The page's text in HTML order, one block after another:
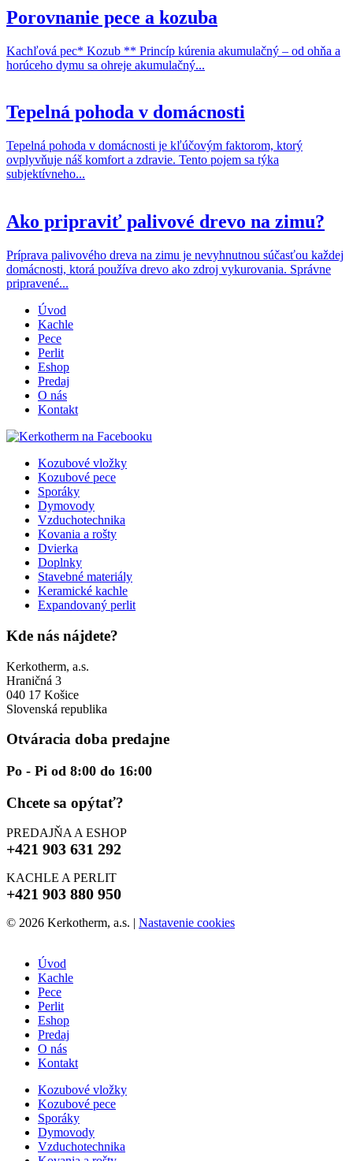
Porovnanie pece a kozuba
Kachľová pec* Kozub ** Princíp kúrenia akumulačný – od ohňa a
horúceho dymu sa ohreje akumulačný...
Tepelná pohoda v domácnosti
Tepelná pohoda v domácnosti je kľúčovým faktorom, ktorý
ovplyvňuje náš komfort a zdravie. Tento pojem sa týka
subjektívneho...
Ako pripraviť palivové drevo na zimu?
Príprava palivového dreva na zimu je nevyhnutnou súčasťou každej
domácnosti, ktorá používa drevo ako zdroj vykurovania. Správne
pripravené...
Úvod
Kachle
Pece
Perlit
Eshop
Predaj
O nás
Kontakt
Kozubové vložky
Kozubové pece
Sporáky
Dymovody
Vzduchotechnika
Kovania a rošty
Dvierka
Doplnky
Stavebné materiály
Keramické kachle
Expandovaný perlit
Kde nás nájdete?
Kerkotherm, a.s.
Hraničná 3
040 17 Košice
Slovenská republika
Otváracia doba predajne
Po - Pi od 8:00 do 16:00
Chcete sa opýtať?
PREDAJŇA A ESHOP
+421 903 631 292
KACHLE A PERLIT
+421 903 880 950
© 2026 Kerkotherm, a.s. | Nastavenie cookies
Úvod
Kachle
Pece
Perlit
Eshop
Predaj
O nás
Kontakt
Kozubové vložky
Kozubové pece
Sporáky
Dymovody
Vzduchotechnika